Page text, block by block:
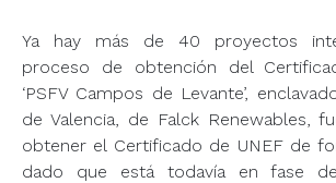
Ya hay más de 40 proyectos
proceso de obtención del
‘PSFV Campos de Levante’,
de Valencia, de Falck Renewables,
obtener el Certificado de UNEF de
dado que está todavía en fase